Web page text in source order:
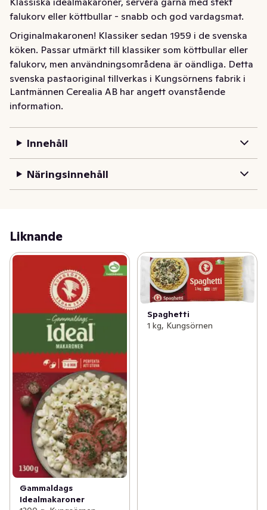
falukorv eller köttbullar - snabb och god vardagsmat.
Originalmakaronen! Klassiker sedan 1959 i de svenska
köken. Passar utmärkt till klassiker som köttbullar eller
falukorv, men användningsområdena är oändliga. Detta
svenska pastaoriginal tillverkas i Kungsörnens fabrik i
sörmländska Järna. En sann​ ikon i våra kök helt enkelt!​
Lantmännen Cerealia AB har angett ovanstående
information.
Innehåll
Näringsinnehåll
Liknande
Gammaldags
Idealmakaroner
Spaghetti
1 kg, Kungsörnen